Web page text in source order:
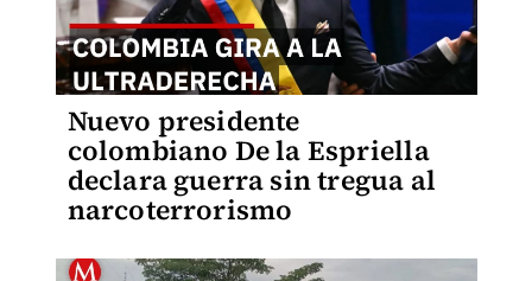
Nuevo presidente
colombiano De la Espriella
declara guerra sin tregua al
narcoterrorismo